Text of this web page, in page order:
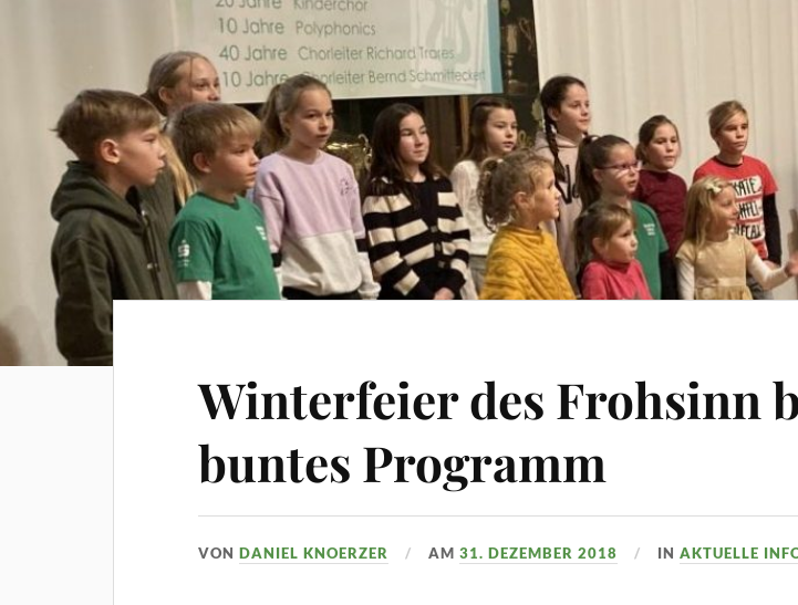
Winterfeier des Frohsinn
buntes Programm
VONDANIEL KNOERZER AM31. DEZEMBER 2018 INAKTUELLE